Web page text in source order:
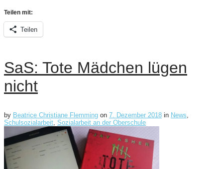
Teilen mit:
Teilen
SaS: Tote Mädchen lügen
nicht
by Beatrice Christiane Flemming on 7. Dezember 2018 in News,
Schulsozialarbeit, Sozialarbeit an der Oberschule